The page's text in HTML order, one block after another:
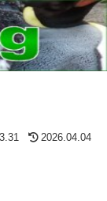
2026.04.04